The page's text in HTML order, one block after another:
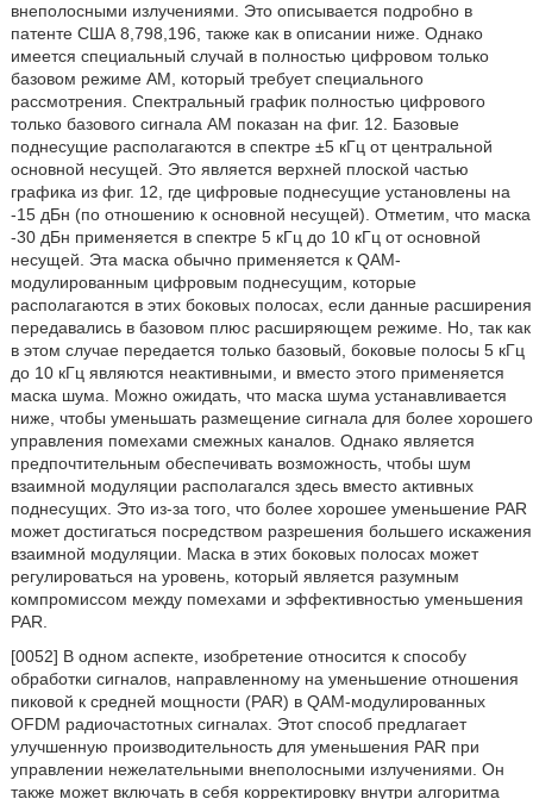
внеполосными излучениями. Это описывается подробно в
патенте США 8,798,196, также как в описании ниже. Однако
имеется специальный случай в полностью цифровом только
базовом режиме AM, который требует специального
рассмотрения. Спектральный график полностью цифрового
только базового сигнала AM показан на фиг. 12. Базовые
поднесущие располагаются в спектре ±5 кГц от центральной
основной несущей. Это является верхней плоской частью
графика из фиг. 12, где цифровые поднесущие установлены на
-15 дБн (по отношению к основной несущей). Отметим, что маска
-30 дБн применяется в спектре 5 кГц до 10 кГц от основной
несущей. Эта маска обычно применяется к QAM-
модулированным цифровым поднесущим, которые
располагаются в этих боковых полосах, если данные расширения
передавались в базовом плюс расширяющем режиме. Но, так как
в этом случае передается только базовый, боковые полосы 5 кГц
до 10 кГц являются неактивными, и вместо этого применяется
маска шума. Можно ожидать, что маска шума устанавливается
ниже, чтобы уменьшать размещение сигнала для более хорошего
управления помехами смежных каналов. Однако является
предпочтительным обеспечивать возможность, чтобы шум
взаимной модуляции располагался здесь вместо активных
поднесущих. Это из-за того, что более хорошее уменьшение PAR
может достигаться посредством разрешения большего искажения
взаимной модуляции. Маска в этих боковых полосах может
регулироваться на уровень, который является разумным
компромиссом между помехами и эффективностью уменьшения
PAR.
[0052] В одном аспекте, изобретение относится к способу
обработки сигналов, направленному на уменьшение отношения
пиковой к средней мощности (PAR) в QAM-модулированных
OFDM радиочастотных сигналах. Этот способ предлагает
улучшенную производительность для уменьшения PAR при
управлении нежелательными внеполосными излучениями. Он
также может включать в себя корректировку внутри алгоритма